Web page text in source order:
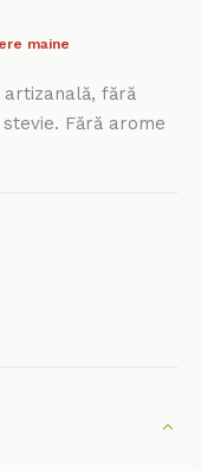
maine
fără
Fără arome